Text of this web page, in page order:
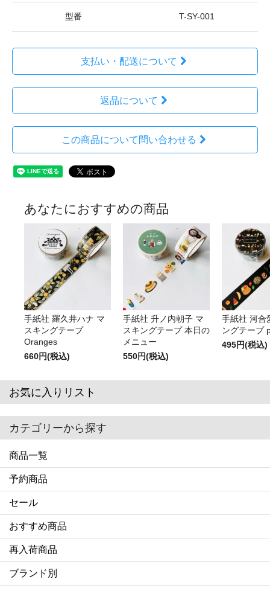
型番 T-SY-001
支払い・配送について
返品について
この商品について問い合わせる
あなたにおすすめの商品
手紙社 羅久井ハナ マ
スキングテープ
Oranges
660円(税込)
手紙社 升ノ内朝子 マ
スキングテープ 本日の
メニュー
550円(税込)
手紙社 河合
ングテープ
495円(税込)
お気に入りリスト
カテゴリーから探す
商品一覧
予約商品
セール
おすすめ商品
再入荷商品
ブランド別